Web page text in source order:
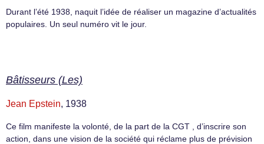
Durant l’été 1938, naquit l’idée de réaliser un magazine d’actualités
populaires. Un seul numéro vit le jour.
Bâtisseurs (Les)
Jean Epstein, 1938
Ce film manifeste la volonté, de la part de la CGT , d’inscrire son
action, dans une vision de la société qui réclame plus de prévision